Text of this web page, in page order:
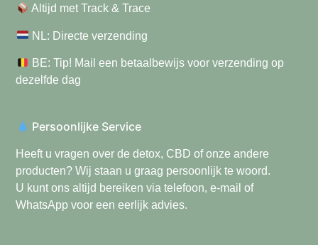
Altijd met Track & Trace
NL: Directe verzending
BE: Tip! Mail een betaalbewijs voor verzending op
dezelfde dag
Persoonlijke Service
Heeft u vragen over de detox, CBD of onze andere
producten? Wij staan u graag persoonlijk te woord.
U kunt ons altijd bereiken via telefoon, e-mail of
WhatsApp voor een eerlijk advies.